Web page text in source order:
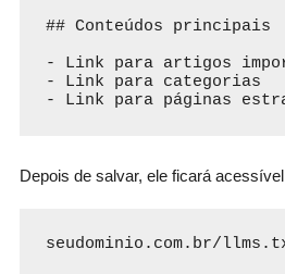
## Conteúdos principais
- Link para artigos
- Link para categorias
- Link para páginas
Depois de salvar, ele ficará
seudominio.com.br/